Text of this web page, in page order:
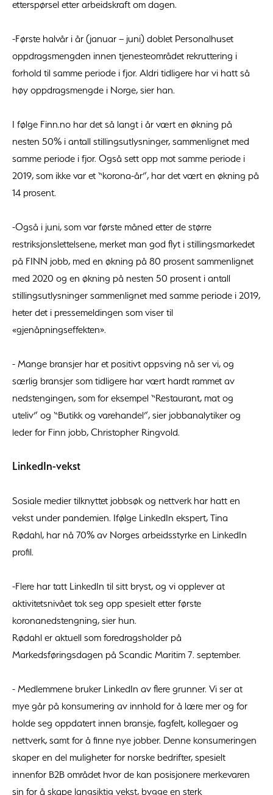
etterspørsel etter arbeidskraft om dagen.
-Første halvår i år (januar – juni) doblet Personalhuset
oppdragsmengden innen tjenesteområdet rekruttering i
forhold til samme periode i fjor. Aldri tidligere har vi hatt så
høy oppdragsmengde i Norge, sier han.
I følge Finn.no har det så langt i år vært en økning på
nesten 50% i antall stillingsutlysninger, sammenlignet med
samme periode i fjor. Også sett opp mot samme periode i
2019, som ikke var et “korona-år”, har det vært en økning på
14 prosent.
-Også i juni, som var første måned etter de større
restriksjonslettelsene, merket man god flyt i stillingsmarkedet
på FINN jobb, med en økning på 80 prosent sammenlignet
med 2020 og en økning på nesten 50 prosent i antall
stillingsutlysninger sammenlignet med samme periode i 2019,
heter det i pressemeldingen som viser til
«gjenåpningseffekten».
- Mange bransjer har et positivt oppsving nå ser vi, og
særlig bransjer som tidligere har vært hardt rammet av
nedstengingen, som for eksempel “Restaurant, mat og
uteliv” og “Butikk og varehandel”, sier jobbanalytiker og
leder for Finn jobb, Christopher Ringvold.
LinkedIn-vekst
Sosiale medier tilknyttet jobbsøk og nettverk har hatt en
vekst under pandemien. Ifølge LinkedIn ekspert, Tina
Rødahl, har nå 70% av Norges arbeidsstyrke en LinkedIn
profil.
-Flere har tatt LinkedIn til sitt bryst, og vi opplever at
aktivitetsnivået tok seg opp spesielt etter første
koronanedstengning, sier hun.
Rødahl er aktuell som foredragsholder på
Markedsføringsdagen på Scandic Maritim 7. september.
- Medlemmene bruker LinkedIn av flere grunner. Vi ser at
mye går på konsumering av innhold for å lære mer og for
holde seg oppdatert innen bransje, fagfelt, kollegaer og
nettverk, samt for å finne nye jobber. Denne konsumeringen
skaper en del muligheter for norske bedrifter, spesielt
innenfor B2B området hvor de kan posisjonere merkevaren
sin for å skape langsiktig vekst, bygge en sterk